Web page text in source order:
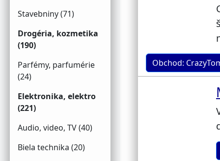
Stavebniny (71)
Drogéria, kozmetika
(190)
Parfémy, parfumérie
(24)
Elektronika, elektro
(221)
Audio, video, TV (40)
Biela technika (20)
Obchod: